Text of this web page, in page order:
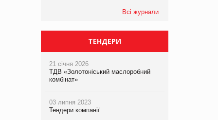
Всі журнали
ТЕНДЕРИ
21 січня 2026
ТДВ «Золотоніський маслоробний
комбінат»
03 липня 2023
Тендери компанії